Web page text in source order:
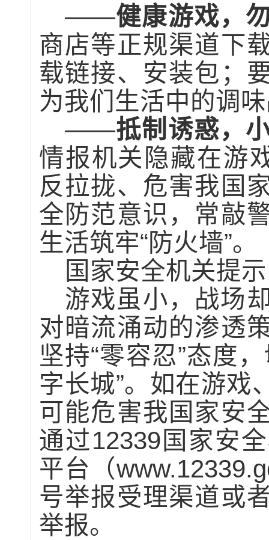
——健康游戏，
商店等正规渠道下
载链接、安装包；
为我们生活中的调
——抵制诱惑，
情报机关隐藏在游
反拉拢、危害我国
全防范意识，常敲
生活筑牢“防火墙”。
国家安全机关提示
游戏虽小，战场
对暗流涌动的渗透
坚持“零容忍”态度
字长城”。如在游戏
可能危害我国家安
通过12339国家安
平台（
号举报受理渠道或
举报。